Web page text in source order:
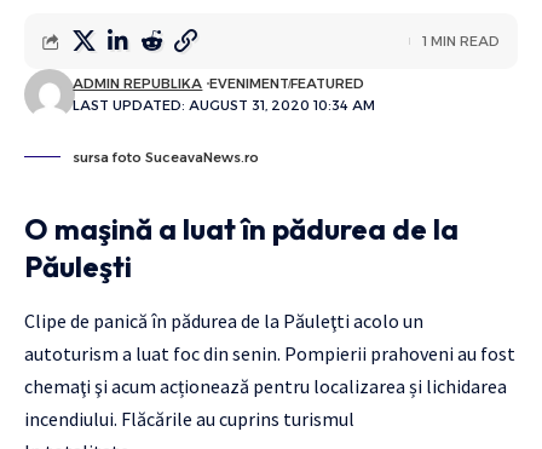
LAST UPDATED: AUGUST 31, 2020 10:34 AM
ADMIN REPUBLIKA EVENIMENTFEATURED
1 MIN READ
sursa foto SuceavaNews.ro
O maşină a luat în pădurea de la
Păuleşti
Clipe de panică în pădurea de la Păuleţti acolo un
autoturism a luat foc din senin. Pompierii prahoveni au fost
chemaţi şi acum acționează pentru localizarea și lichidarea
incendiului. Flăcările au cuprins turismul